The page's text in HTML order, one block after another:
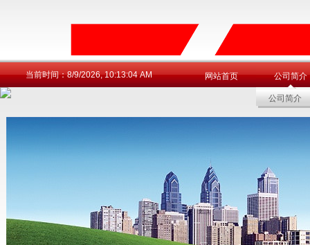
当前时间：8/9/2026, 10:13:04 AM 网站首页 公司简介
公司简介